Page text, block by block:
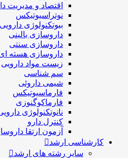
اقتصاد و مديريت
نوتراسیوتیکس
بيوتكنولوژی دارویی
داروسازی بالينی
داروسازی سنتی
داروسازی هسته
زیست مواد دارویی
سم شناسی
شيمی داروئی
فارماسيوتيكس
فارماكوگنوزی
نانوتکنولوژی
كنترل دارو
آزمون ارتقا
کارشناسی ارشد
سایر رشته های ارشد